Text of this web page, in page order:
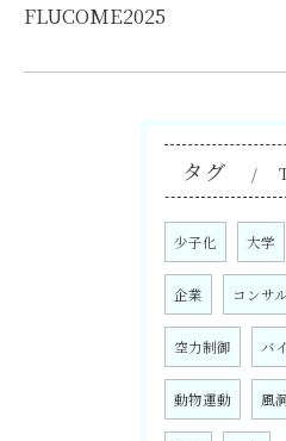
FLUCOME2025
タグ
少子化 大学
企業 コンサル
空力制御 バ
動物運動 風